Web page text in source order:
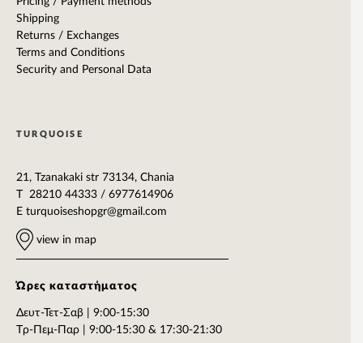
Shipping
Returns / Exchanges
Terms and Conditions
Security and Personal Data
TURQUOISE
21, Tzanakaki str 73134, Chania
T 28210 44333 / 6977614906
E turquoiseshopgr@gmail.com
view in map
Ώρες καταστήματος
Δευτ-Τετ-Σαβ | 9:00-15:30
Tρ-Πεμ-Παρ | 9:00-15:30 & 17:30-21:30